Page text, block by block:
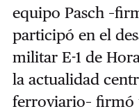
equipo Pasch
participó en el
militar E-1 de
la actualidad
ferroviario– firmó